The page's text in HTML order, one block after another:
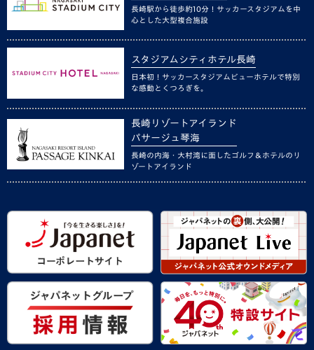
長崎駅から徒歩約10分！サッカースタジアムを中
心とした大型複合施設
スタジアムシティホテル長崎
日本初！サッカースタジアムビューホテルで特別
な感動とくつろぎを。
長崎リゾートアイランド
パサージュ琴海
長崎の内海・大村湾に面したゴルフ＆ホテルのリ
ゾートアイランド